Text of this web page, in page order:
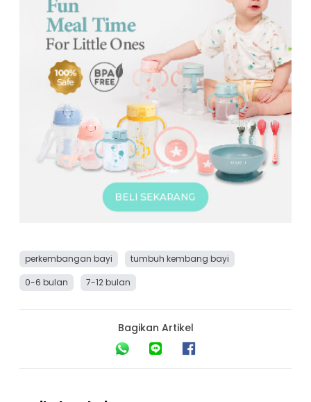
perkembangan bayi
tumbuh kembang bayi
0-6 bulan
7-12 bulan
Bagikan Artikel